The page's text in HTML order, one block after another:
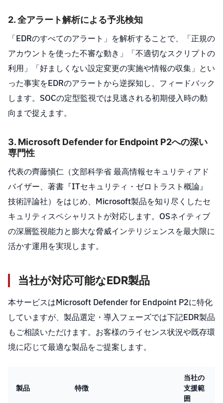
2. 全アラート解析による予兆検知
「EDRのすべてのアラート」を解析することで、「正規の
アカウントを使った不審な動き」「不適切なスクリプトの
利用」「好ましくない設定変更の実施や情報の収集」とい
った事実をEDRのアラートから逆探知し、フィードバック
します。SOCの定型監視では見逃される初期侵入時の動
向まで捉えます。
3. Microsoft Defender for Endpoint P2への深い
専門性
代表の齊藤愼仁（文部科学省 最高情報セキュリティアド
バイザー、著書『ITセキュリティ・ゼロトラスト概論』
技術評論社）をはじめ、Microsoft製品を知り尽くしたセ
キュリティスペシャリストが対応します。OSネイティブ
の深層監視能力と膨大な脅威インテリジェンスを最大限に
活かす運用を実現します。
当社が対応可能なEDR製品
本サービスはMicrosoft Defender for Endpoint P2に特化
していますが、製品選定・導入フェーズでは下記EDR製品
もご相談いただけます。お客様のライセンス状況や既存環
境に応じて最適な製品をご提案します。
製品 特徴
当社の
支援範
囲